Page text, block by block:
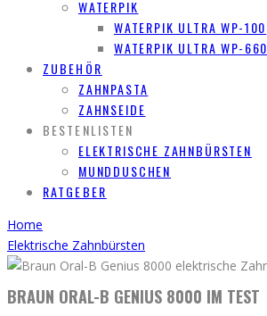
WATERPIK
WATERPIK ULTRA WP-100
WATERPIK ULTRA WP-660
ZUBEHÖR
ZAHNPASTA
ZAHNSEIDE
BESTENLISTEN
ELEKTRISCHE ZAHNBÜRSTEN
MUNDDUSCHEN
RATGEBER
Home
Elektrische Zahnbürsten
BRAUN ORAL-B GENIUS 8000 IM TEST